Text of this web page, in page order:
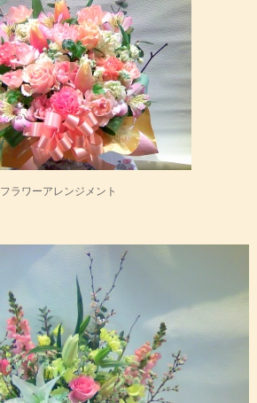
フラワーアレンジメント